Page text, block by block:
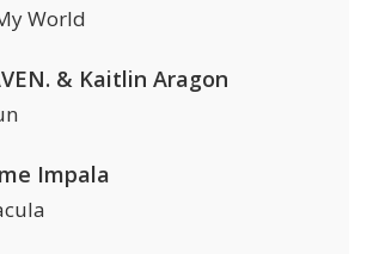
World
& Kaitlin Aragon
Impala